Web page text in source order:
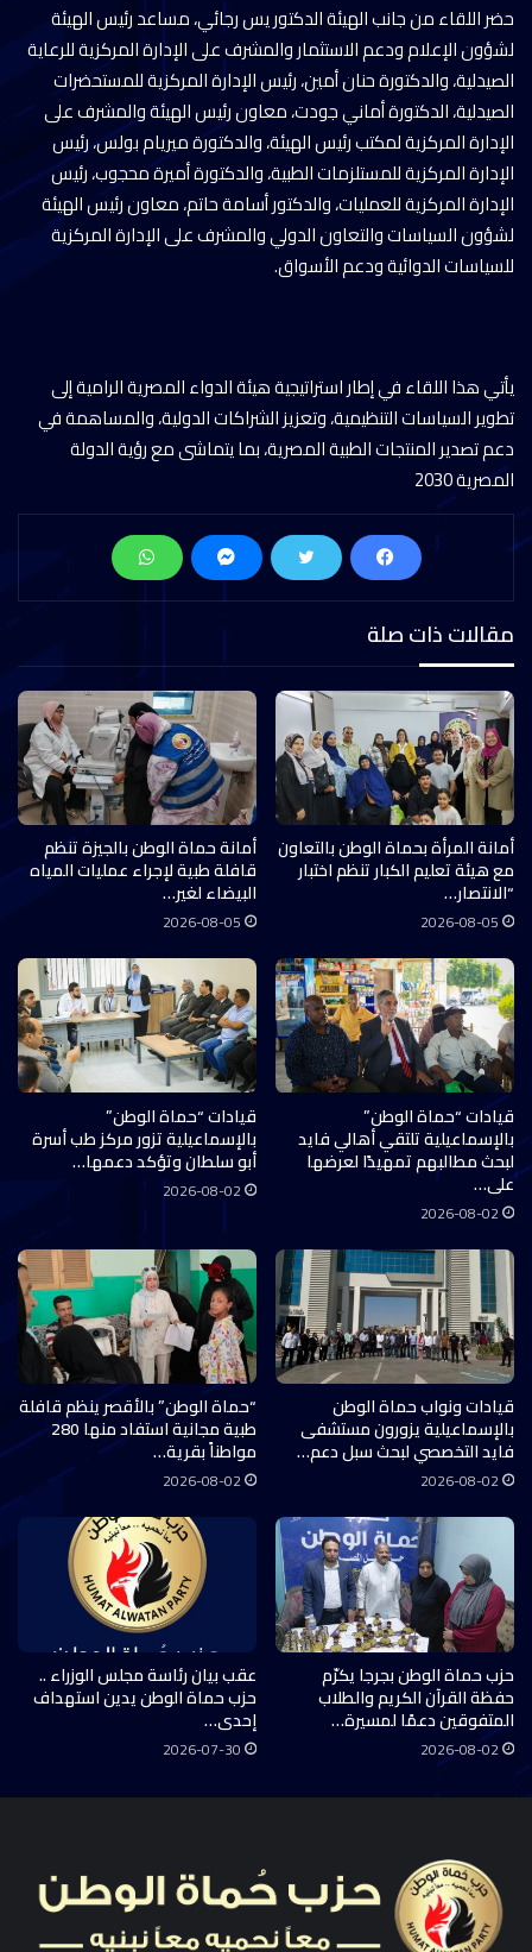
حضر اللقاء من جانب الهيئة الدكتور يس رجائي، مساعد رئيس الهيئة
لشؤون الإعلام ودعم الاستثمار والمشرف على الإدارة المركزية للرعاية
الصيدلية، والدكتورة حنان أمين، رئيس الإدارة المركزية للمستحضرات
الصيدلية، الدكتورة أماني جودت، معاون رئيس الهيئة والمشرف على
الإدارة المركزية لمكتب رئيس الهيئة، والدكتورة ميريام بولس، رئيس
الإدارة المركزية للمستلزمات الطبية، والدكتورة أميرة محجوب، رئيس
الإدارة المركزية للعمليات، والدكتور أسامة حاتم، معاون رئيس الهيئة
لشؤون السياسات والتعاون الدولي والمشرف على الإدارة المركزية
للسياسات الدوائية ودعم الأسواق.
يأتي هذا اللقاء في إطار استراتيجية هيئة الدواء المصرية الرامية إلى
تطوير السياسات التنظيمية، وتعزيز الشراكات الدولية، والمساهمة في
دعم تصدير المنتجات الطبية المصرية، بما يتماشى مع رؤية الدولة
المصرية 2030
مقالات ذات صلة
أمانة المرأة بحماة الوطن بالتعاون
مع هيئة تعليم الكبار تنظم اختبار
“الانتصار…
2026-08-05
أمانة حماة الوطن بالجيزة تنظم
قافلة طبية لإجراء عمليات المياه
البيضاء لغير…
2026-08-05
قيادات “حماة الوطن”
بالإسماعيلية تلتقي أهالي فايد
لبحث مطالبهم تمهيدًا لعرضها
على…
2026-08-02
قيادات “حماة الوطن”
بالإسماعيلية تزور مركز طب أسرة
أبو سلطان وتؤكد دعمها…
2026-08-02
قيادات ونواب حماة الوطن
بالإسماعيلية يزورون مستشفى
فايد التخصصي لبحث سبل دعم…
2026-08-02
“حماة الوطن” بالأقصر ينظم قافلة
طبية مجانية استفاد منها 280
مواطناً بقرية…
2026-08-02
حزب حماة الوطن بجرجا يكرّم
حفظة القرآن الكريم والطلاب
المتفوقين دعمًا لمسيرة…
2026-08-02
عقب بيان رئاسة مجلس الوزراء ..
حزب حماة الوطن يدين استهداف
إحدى…
2026-07-30